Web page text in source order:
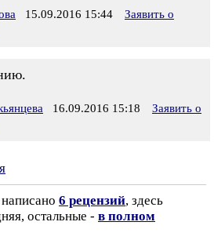
15.09.2016 15:44
Заявить о
16.09.2016 15:18
Заявить о
6 рецензий, здесь
остальные - в полном